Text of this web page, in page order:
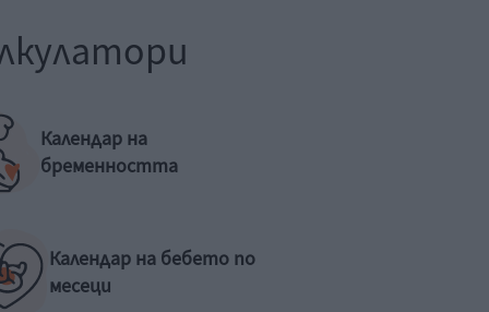
Календар на
бременността
Календар на бебето по
месеци